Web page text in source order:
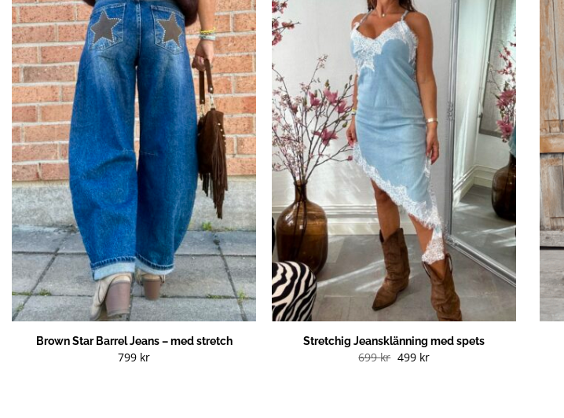
Brown Star Barrel Jeans – med stretch
799 kr
Stretchig Jeansklänning med spets
699kr Det
499 krDet